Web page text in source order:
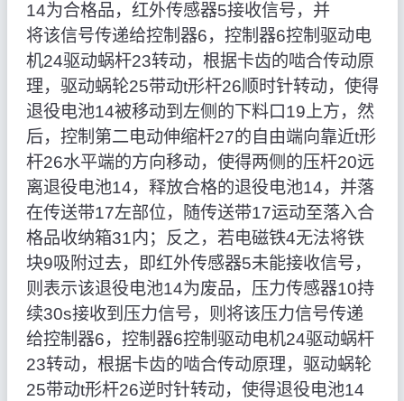
14为合格品，红外传感器5接收信号，并
将该信号传递给控制器6，控制器6控制驱动电
机24驱动蜗杆23转动，根据卡齿的啮合传动原
理，驱动蜗轮25带动t形杆26顺时针转动，使得
退役电池14被移动到左侧的下料口19上方，然
后，控制第二电动伸缩杆27的自由端向靠近t形
杆26水平端的方向移动，使得两侧的压杆20远
离退役电池14，释放合格的退役电池14，并落
在传送带17左部位，随传送带17运动至落入合
格品收纳箱31内；反之，若电磁铁4无法将铁
块9吸附过去，即红外传感器5未能接收信号，
则表示该退役电池14为废品，压力传感器10持
续30s接收到压力信号，则将该压力信号传递
给控制器6，控制器6控制驱动电机24驱动蜗杆
23转动，根据卡齿的啮合传动原理，驱动蜗轮
25带动t形杆26逆时针转动，使得退役电池14